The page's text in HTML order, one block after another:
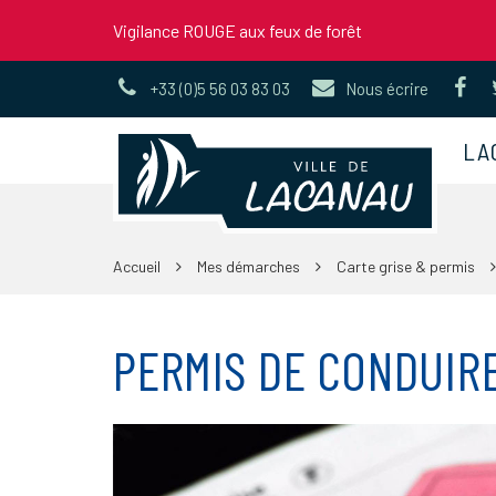
Vigilance ROUGE aux feux de forêt
+33 (0)5 56 03 83 03 Nous écrire
le
Accueil Mes démarches Carte grise & permis
PERMIS DE